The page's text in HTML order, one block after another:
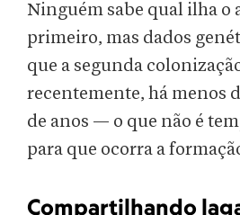
Ninguém sabe qual ilha o
primeiro, mas dados
que a segunda
recentemente, há menos
de anos — o que não é
para que ocorra a
Compartilhando